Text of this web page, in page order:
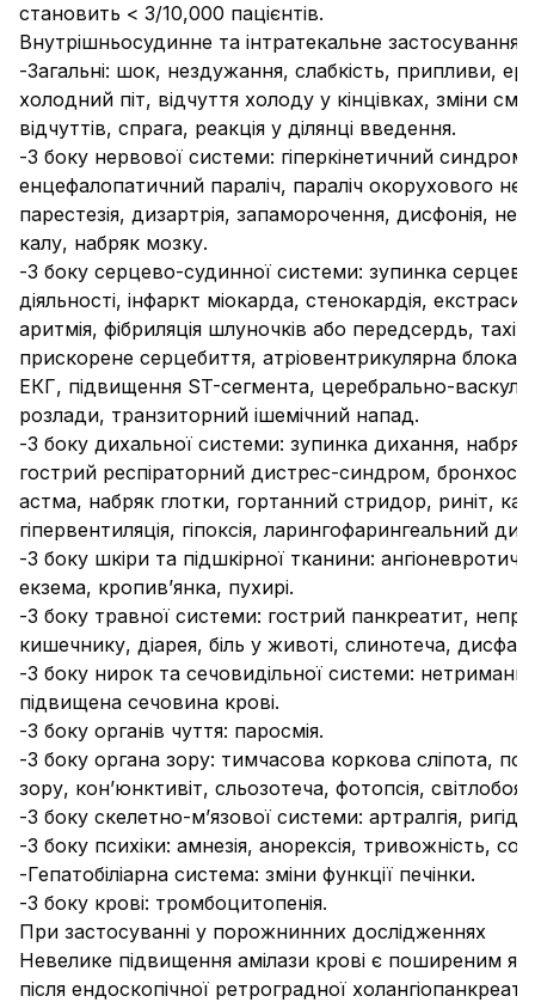
становить < 3/10,000 пацієнтів.
Внутрішньосудинне та інтратекальне застосування
-Загальні: шок, нездужання, слабкість, припливи,
холодний піт, відчуття холоду у кінцівках, зміни
відчуттів, спрага, реакція у ділянці введення.
-З боку нервової системи: гіперкінетичний синдром,
енцефалопатичний параліч, параліч окорухового
парестезія, дизартрія, запаморочення, дисфонія,
калу, набряк мозку.
-З боку серцево-судинної системи: зупинка
діяльності, інфаркт міокарда, стенокардія,
аритмія, фібриляція шлуночків або передсердь,
прискорене серцебиття, атріовентрикулярна
ЕКГ, підвищення ST-сегмента, церебрально-
розлади, транзиторний ішемічний напад.
-З боку дихальної системи: зупинка дихання, набряк
гострий респіраторний дистрес-синдром,
астма, набряк глотки, гортанний стридор, риніт,
гіпервентиляція, гіпоксія, ларингофарингеальний
-З боку шкіри та підшкірної тканини:
екзема, кропив’янка, пухирі.
-З боку травної системи: гострий панкреатит,
кишечнику, діарея, біль у животі, слинотеча,
-З боку нирок та сечовидільної системи: нетримання
підвищена сечовина крові.
-З боку органів чуття: паросмія.
-З боку органа зору: тимчасова коркова сліпота,
зору, кон’юнктивіт, сльозотеча, фотопсія,
-З боку скелетно-м’язової системи: артралгія,
-З боку психіки: амнезія, анорексія, тривожність,
-Гепатобіліарна система: зміни функції печінки.
-З боку крові: тромбоцитопенія.
При застосуванні у порожнинних дослідженнях
Невелике підвищення амілази крові є поширеним
після ендоскопічної ретроградної